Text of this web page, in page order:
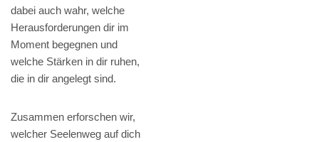
dabei auch wahr, welche
Herausforderungen dir im
Moment begegnen und
welche Stärken in dir ruhen,
die in dir angelegt sind.
Zusammen erforschen wir,
welcher Seelenweg auf dich